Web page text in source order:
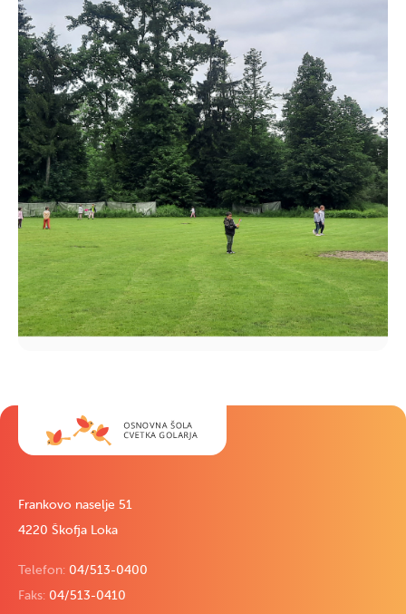
Frankovo naselje 51
4220 Škofja Loka
Telefon: 04/513-0400
Faks: 04/513-0410